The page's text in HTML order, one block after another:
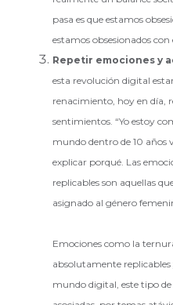
pasa es que estamos
estamos obsesionados con
Repetir emociones y
esta revolución digital
renacimiento, hoy en día,
sentimientos. “Yo estoy
mundo dentro de 10 años
explicar porqué. Las
replicables son aquellas
asignado al género
Emociones como la
absolutamente replicables
mundo digital, este tipo